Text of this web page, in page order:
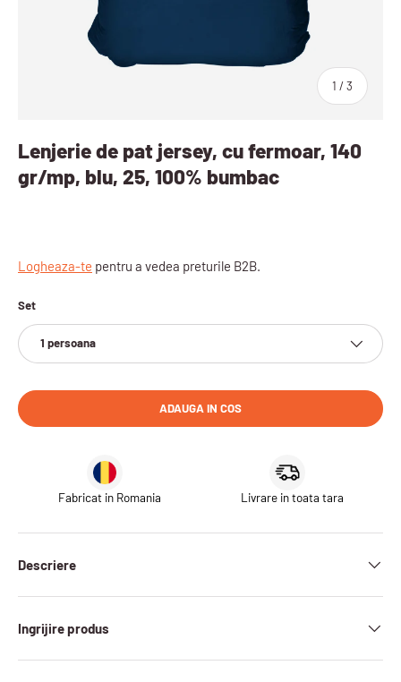
1 /sau
3
Lenjerie de pat jersey, cu fermoar, 140
gr/mp, blu, 25, 100% bumbac
Logheaza-te pentru a vedea preturile B2B.
Set
1 persoana
ADAUGA IN COS
Fabricat in Romania Livrare in toata tara
Descriere
Ingrijire produs